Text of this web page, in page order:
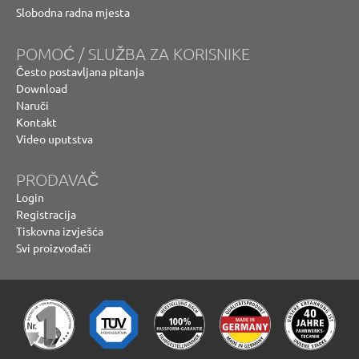
Slobodna radna mjesta
POMOĆ / SLUŽBA ZA KORISNIKE
Često postavljana pitanja
Download
Naruči
Kontakt
Video uputstva
PRODAVAČ
Login
Registracija
Tiskovna izvješća
Svi proizvođači